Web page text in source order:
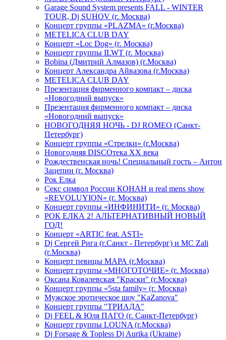
Garage Sound System presents FALL - WINTER
TOUR, Dj SUHOV (г. Москва)
Концерт группы «PLAZMA» (г.Москва)
METELICA CLUB DAY
Концерт «Loc Dog» (г. Москва)
Концерт группы ILWT (г. Москва)
Bobina (Дмитрий Алмазов) (г.Москва)
Концерт Александра Айвазова (г.Москва)
METELICA CLUB DAY
Презентация фирменного компакт – диска
«Новогодний выпуск»
Презентация фирменного компакт – диска
«Новогодний выпуск»
НОВОГОДНЯЯ НОЧЬ - DJ ROMEO (Санкт-
Петербург)
Концерт группы «Стрелки» (г.Москва)
Новогодняя DISCOтека ХХ века
Рождественская ночь! Специальный гость – Антон
Зацепин (г. Москва)
Рок Елка
Секс символ России КОНАН и real mens show
«REVOLUYION» (г. Москва)
Концерт группы «ИНФИНИТИ» (г. Москва)
РОК ЕЛКА 2! АЛЬТЕРНАТИВНЫЙ НОВЫЙ
ГОД!
Концерт «ARTIC feat. ASTI»
Dj Сергей Рига (г.Санкт - Петербург) и MC Zali
(г.Москва)
Концерт певицы МАРА (г.Москва)
Концерт группы «МНОГОТОЧИЕ» (г. Москва)
Оксана Ковалевская "Краски" (г.Москва)
Концерт группы «5sta family» (г. Москва)
Мужское эротическое шоу "KaZanova"
Концерт группы "ТРИАДА"
Dj FEEL & Юля ПАГО (г. Санкт-Петербург)
Концерт группы LOUNA (г.Москва)
Dj Forsage & Topless Dj Aurika (Ukraine)